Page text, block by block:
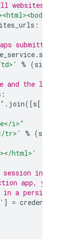
websites that
:
submitted
.
% (site_url
and the list of
:
. join([s[
i>"
tr>' % (
html>'
in case
app, you
persistent
] =